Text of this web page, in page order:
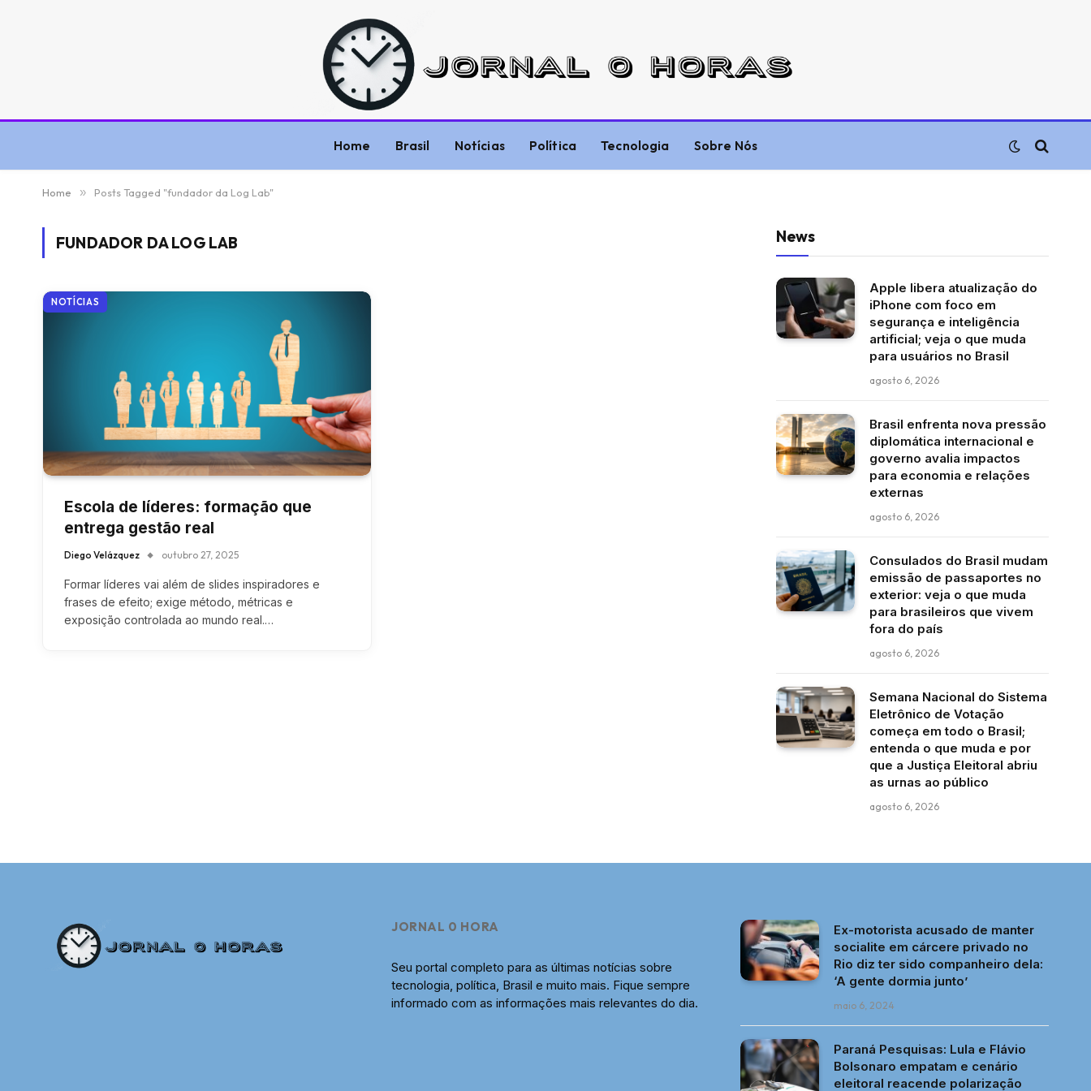
Home Brasil Notícias Política Tecnologia Sobre Nós
Home » Posts Tagged "fundador da Log Lab"
FUNDADOR DA LOG LAB
NOTÍCIAS
Escola de líderes: formação que
entrega gestão real
Diego Velázquez outubro 27, 2025
Formar líderes vai além de slides inspiradores e
frases de efeito; exige método, métricas e
exposição controlada ao mundo real.…
News
Apple libera atualização do
iPhone com foco em
segurança e inteligência
artificial; veja o que muda
para usuários no Brasil
agosto 6, 2026
Brasil enfrenta nova pressão
diplomática internacional e
governo avalia impactos
para economia e relações
externas
agosto 6, 2026
Consulados do Brasil mudam
emissão de passaportes no
exterior: veja o que muda
para brasileiros que vivem
fora do país
agosto 6, 2026
Semana Nacional do Sistema
Eletrônico de Votação
começa em todo o Brasil;
entenda o que muda e por
que a Justiça Eleitoral abriu
as urnas ao público
agosto 6, 2026
JORNAL 0 HORA
Seu portal completo para as últimas notícias sobre
tecnologia, política, Brasil e muito mais. Fique sempre
informado com as informações mais relevantes do dia.
Ex-motorista acusado de manter
socialite em cárcere privado no
Rio diz ter sido companheiro dela:
‘A gente dormia junto’
maio 6, 2024
Paraná Pesquisas: Lula e Flávio
Bolsonaro empatam e cenário
eleitoral reacende polarização